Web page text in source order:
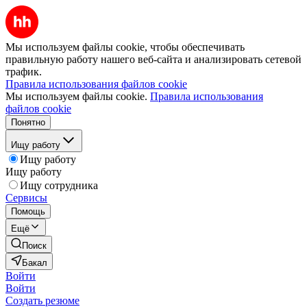
Мы используем файлы cookie, чтобы обеспечивать
правильную работу нашего веб-сайта и анализировать сетевой
трафик.
Правила использования файлов cookie
Мы используем файлы cookie. Правила использования
файлов cookie
Понятно
Ищу работу
Ищу работу
Ищу работу
Ищу сотрудника
Сервисы
Помощь
Ещё
Поиск
Бакал
Войти
Войти
Создать резюме